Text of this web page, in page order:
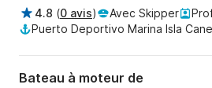
4.8 (0 avis) Avec Skipper
Puerto Deportivo Marina Isla
Bateau à moteur de